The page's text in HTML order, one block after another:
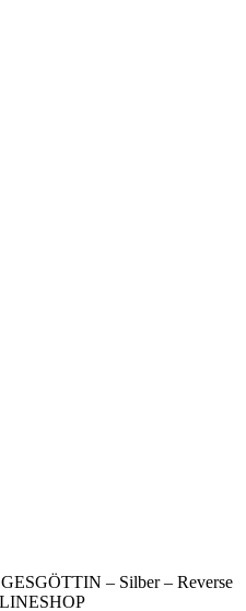
– Silber – Reverse